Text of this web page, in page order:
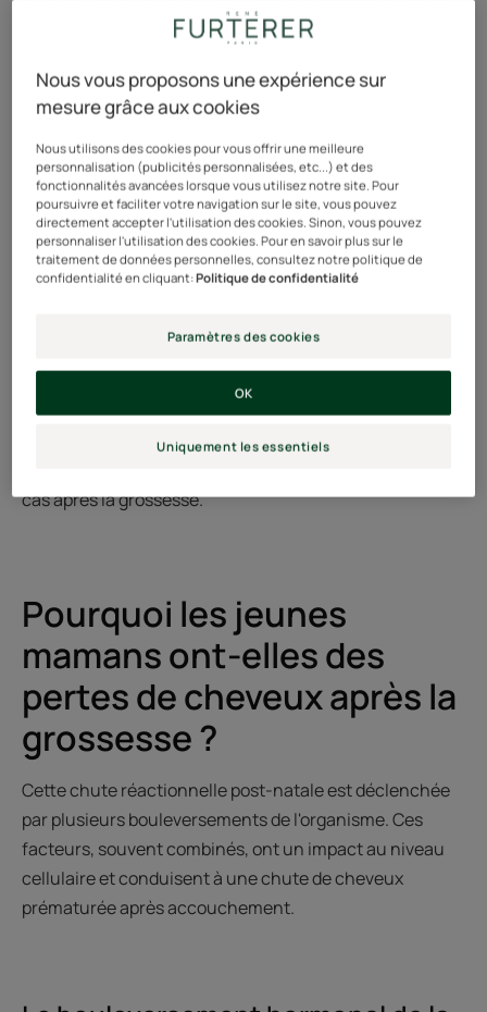
de nombreux bouleversements physiologiques.
Une fois l'émotion indescriptible de la naissance
passée, quelques mois après l'accouchement, la moitié
cheveux excessive.
Vigoureuse, épaisse et brillante pendant la grossesse,
leur chevelure a perdu de sa force après
l'accouchement et leurs cheveux tombent parfois de
clairement l’impression qu’ils disparaissent « par
Chaque jour, nous perdons tous entre 40 à 80 cheveux.
Si la chute franchit la barrière de 100 cheveux par jour,
cas après la grossesse.
Pourquoi les jeunes
mamans ont-elles des
pertes de cheveux après la
grossesse ?
Cette chute réactionnelle post-natale est déclenchée
par plusieurs bouleversements de l'organisme. Ces
facteurs, souvent combinés, ont un impact au niveau
cellulaire et conduisent à une chute de cheveux
prématurée après accouchement.
Nous vous proposons une expérience sur
mesure grâce aux cookies
Nous utilisons des cookies pour vous offrir une meilleure
personnalisation (publicités personnalisées, etc...) et des
fonctionnalités avancées lorsque vous utilisez notre site. Pour
poursuivre et faciliter votre navigation sur le site, vous pouvez
directement accepter l'utilisation des cookies. Sinon, vous pouvez
personnaliser l'utilisation des cookies. Pour en savoir plus sur le
traitement de données personnelles, consultez notre politique de
confidentialité en cliquant:Politique de confidentialité
Paramètres des cookies
Uniquement les essentiels
OK